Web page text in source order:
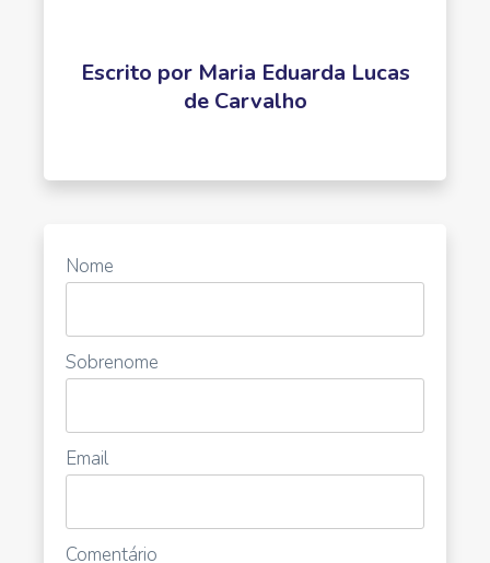
Escrito por Maria Eduarda Lucas
de Carvalho
Nome
Sobrenome
Email
Comentário